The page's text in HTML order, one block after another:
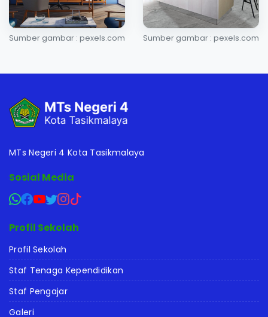
Sumber gambar : pexels.com Sumber gambar : pexels.com
MTs Negeri 4 Kota Tasikmalaya
Sosial Media
Profil Sekolah
Profil Sekolah
Staf Tenaga Kependidikan
Staf Pengajar
Galeri